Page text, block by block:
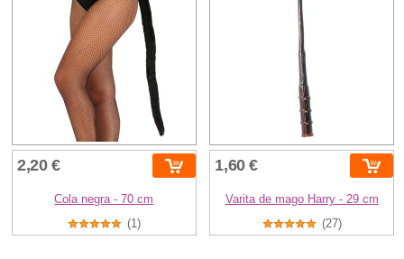
2,20 €
Cola negra - 70 cm
(1)
1,60 €
Varita de mago Harry - 29 cm
(27)